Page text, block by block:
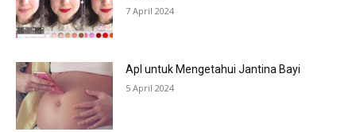
7 April 2024
Apl untuk Mengetahui Jantina Bayi
5 April 2024